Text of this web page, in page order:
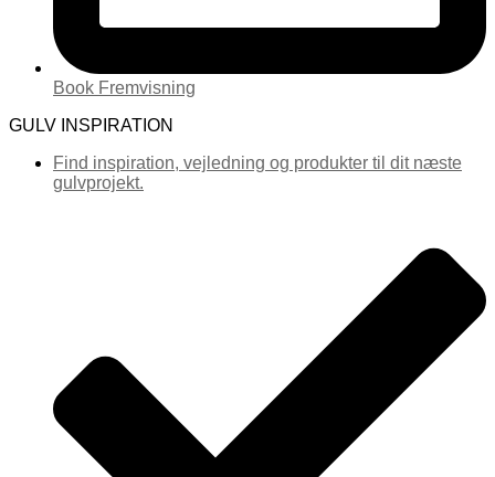
Book Fremvisning
GULV INSPIRATION
Find inspiration, vejledning og produkter til dit næste
gulvprojekt.